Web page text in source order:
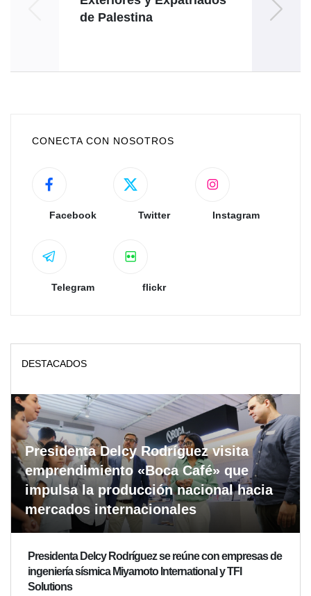
de Palestina
CONECTA CON NOSOTROS
Facebook Twitter Instagram
Telegram flickr
DESTACADOS
Presidenta Delcy Rodríguez visita
emprendimiento «Boca Café» que
impulsa la producción nacional hacia
mercados internacionales
Presidenta Delcy Rodríguez se reúne con empresas de
ingeniería sísmica Miyamoto International y TFI
Solutions